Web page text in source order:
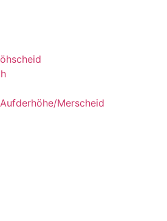
​Merscheid